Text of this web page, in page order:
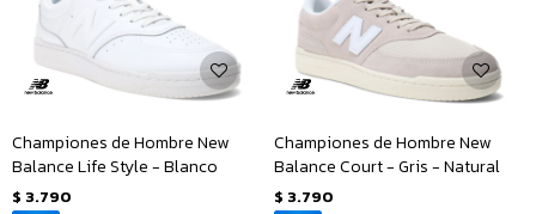
Championes de Hombre New
Balance Life Style - Blanco
$ 3.790
Championes de Hombre New
Balance Court - Gris - Natural
$ 3.790